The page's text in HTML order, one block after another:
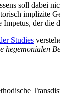
soll dabei
implizite
Impetus, der
Studies
hegemonialen